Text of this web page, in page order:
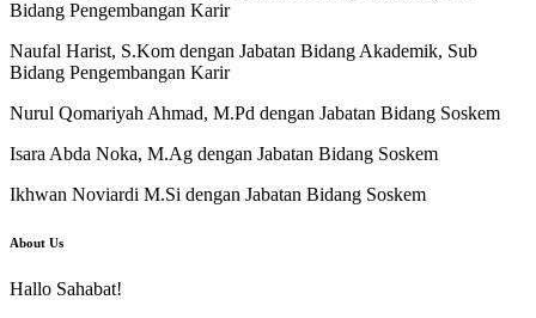
Bidang Pengembangan Karir
Naufal Harist, S.Kom dengan Jabatan Bidang Akademik, Sub
Bidang Pengembangan Karir
Nurul Qomariyah Ahmad, M.Pd dengan Jabatan Bidang Soskem
Isara Abda Noka, M.Ag dengan Jabatan Bidang Soskem
Ikhwan Noviardi M.Si dengan Jabatan Bidang Soskem
About Us
Hallo Sahabat!